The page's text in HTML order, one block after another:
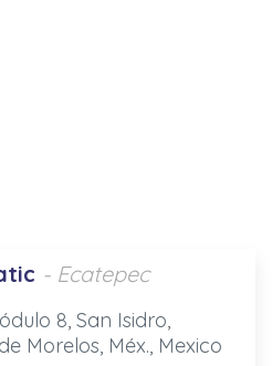
- Ecatepec
8, San Isidro,
Morelos, Méx., Mexico